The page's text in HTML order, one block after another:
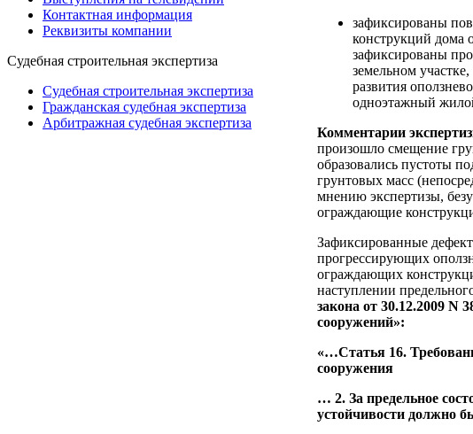
Контактная информация
Реквизиты компании
Судебная строительная экспертиза
Судебная строительная экспертиза
Гражданская судебная экспертиза
Арбитражная судебная экспертиза
зафиксированы
конструкций дома
зафиксированы
земельном
развития
одноэтажный
Комментарии
произошло смещение
образовались пустоты
грунтовых масс
мнению экспертизы,
ограждающие
Зафиксированные
прогрессирующих
ограждающих
наступлении
закона от 30.12.2009 N
сооружений»:
«…Статья 16.
сооружения
… 2. За предельное
устойчивости должно